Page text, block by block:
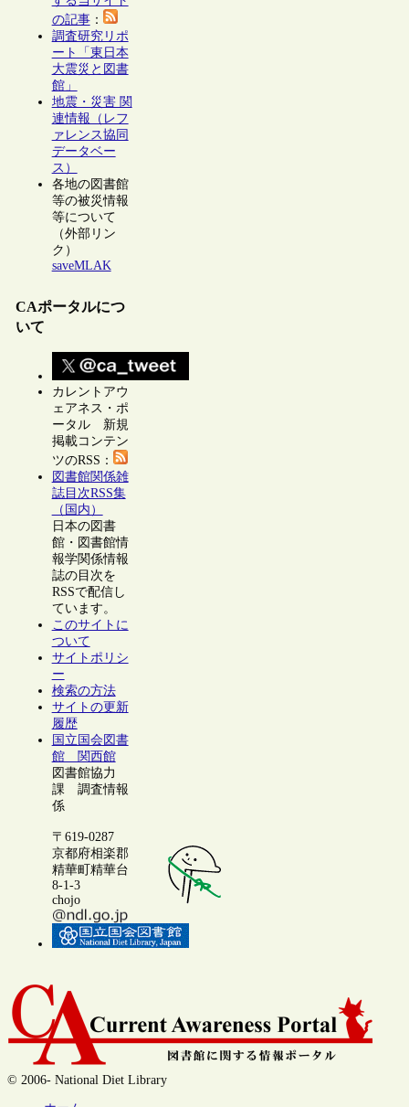
の記事：
調査研究リポ
ート「東日本
大震災と図書
館」
地震・災害 関
連情報（レフ
ァレンス協同
データベー
ス）
各地の図書館
等の被災情報
等について
（外部リン
ク）
saveMLAK
CAポータルにつ
いて
カレントアウ
ェアネス・ポ
ータル 新規
掲載コンテン
ツのRSS：
図書館関係雑
誌目次RSS集
（国内）
日本の図書
館・図書館情
報学関係情報
誌の目次を
RSSで配信し
ています。
このサイトに
ついて
サイトポリシ
ー
検索の方法
サイトの更新
履歴
国立国会図書
館 関西館
図書館協力
課 調査情報
係
〒619-0287
京都府相楽郡
精華町精華台
8-1-3
chojo
© 2006- National Diet Library